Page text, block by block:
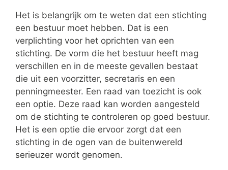
Het is belangrijk om te weten dat een stichting
een bestuur moet hebben. Dat is een
verplichting voor het oprichten van een
stichting. De vorm die het bestuur heeft mag
verschillen en in de meeste gevallen bestaat
die uit een voorzitter, secretaris en een
penningmeester. Een raad van toezicht is ook
een optie. Deze raad kan worden aangesteld
om de stichting te controleren op goed bestuur.
Het is een optie die ervoor zorgt dat een
stichting in de ogen van de buitenwereld
serieuzer wordt genomen.